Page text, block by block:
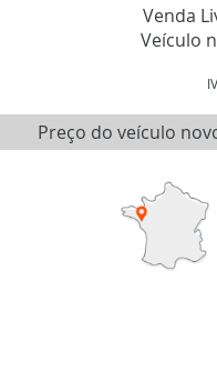
Venda
Veículo
Preço do veículo